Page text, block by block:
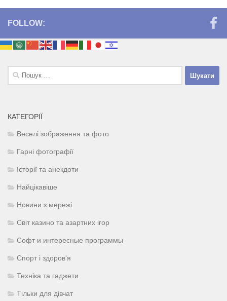
FOLLOW:
Пошук:
КАТЕГОРІЇ
Веселі зображення та фото
Гарні фотографії
Історії та анекдоти
Найцікавіше
Новини з мережі
Світ казино та азартних ігор
Софт и интересные программы
Спорт і здоров'я
Техніка та гаджети
Тільки для дівчат